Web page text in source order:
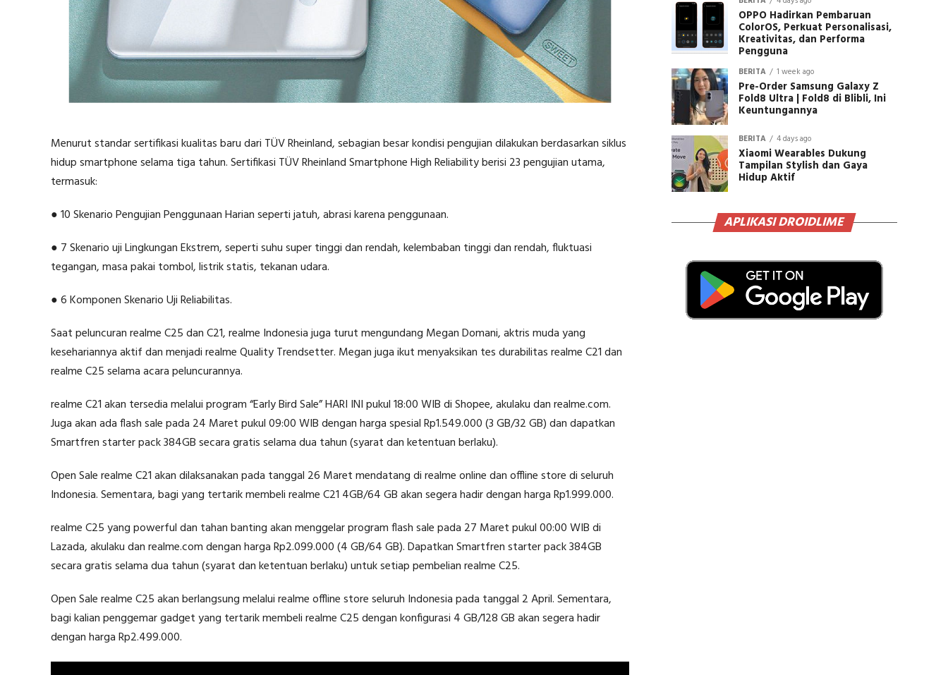
Menurut standar sertifikasi kualitas baru dari TÜV Rheinland, sebagian besar kondisi pengujian dilakukan berdasarkan siklus
hidup smartphone selama tiga tahun. Sertifikasi TÜV Rheinland Smartphone High Reliability berisi 23 pengujian utama,
termasuk:
● 10 Skenario Pengujian Penggunaan Harian seperti jatuh, abrasi karena penggunaan.
● 7 Skenario uji Lingkungan Ekstrem, seperti suhu super tinggi dan rendah, kelembaban tinggi dan rendah, fluktuasi
tegangan, masa pakai tombol, listrik statis, tekanan udara.
● 6 Komponen Skenario Uji Reliabilitas.
Saat peluncuran realme C25 dan C21, realme Indonesia juga turut mengundang Megan Domani, aktris muda yang
kesehariannya aktif dan menjadi realme Quality Trendsetter. Megan juga ikut menyaksikan tes durabilitas realme C21 dan
realme C25 selama acara peluncurannya.
realme C21 akan tersedia melalui program “Early Bird Sale” HARI INI pukul 18:00 WIB di Shopee, akulaku dan realme.com.
Juga akan ada flash sale pada 24 Maret pukul 09:00 WIB dengan harga spesial Rp1.549.000 (3 GB/32 GB) dan dapatkan
Smartfren starter pack 384GB secara gratis selama dua tahun (syarat dan ketentuan berlaku).
Open Sale realme C21 akan dilaksanakan pada tanggal 26 Maret mendatang di realme online dan offline store di seluruh
Indonesia. Sementara, bagi yang tertarik membeli realme C21 4GB/64 GB akan segera hadir dengan harga Rp1.999.000.
realme C25 yang powerful dan tahan banting akan menggelar program flash sale pada 27 Maret pukul 00:00 WIB di
Lazada, akulaku dan realme.com dengan harga Rp2.099.000 (4 GB/64 GB). Dapatkan Smartfren starter pack 384GB
secara gratis selama dua tahun (syarat dan ketentuan berlaku) untuk setiap pembelian realme C25.
Open Sale realme C25 akan berlangsung melalui realme offline store seluruh Indonesia pada tanggal 2 April. Sementara,
bagi kalian penggemar gadget yang tertarik membeli realme C25 dengan konfigurasi 4 GB/128 GB akan segera hadir
dengan harga Rp2.499.000.
OPPO Hadirkan Pembaruan
ColorOS, Perkuat Personalisasi,
Kreativitas, dan Performa
Pengguna
BERITA 1 week ago
Pre-Order Samsung Galaxy Z
Fold8 Ultra | Fold8 di Blibli, Ini
Keuntungannya
BERITA 4 days ago
Xiaomi Wearables Dukung
Tampilan Stylish dan Gaya
Hidup Aktif
APLIKASI DROIDLIME